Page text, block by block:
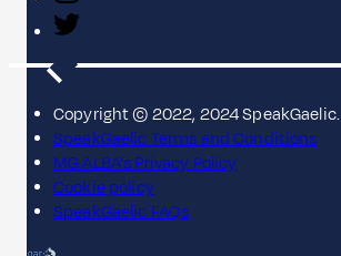
Copyright © 2022, 2024 SpeakGaelic.
SpeakGaelic Terms and Conditions
MG ALBA's Privacy Policy
Cookie policy
SpeakGaelic FAQs